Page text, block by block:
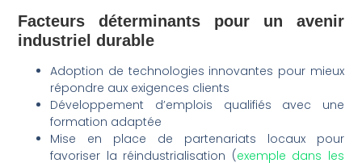
Facteurs déterminants pour un avenir
industriel durable
Adoption de technologies innovantes pour mieux
répondre aux exigences clients
Développement d’emplois qualifiés avec une
formation adaptée
Mise en place de partenariats locaux pour
favoriser la réindustrialisation (exemple dans les